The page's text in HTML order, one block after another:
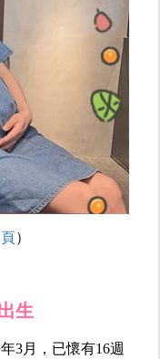
）
生
3月，已懷有16週